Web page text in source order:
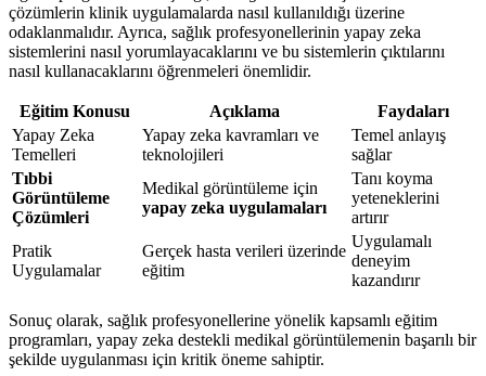
çözümlerin klinik uygulamalarda nasıl kullanıldığı üzerine
odaklanmalıdır. Ayrıca, sağlık profesyonellerinin yapay zeka
sistemlerini nasıl yorumlayacaklarını ve bu sistemlerin çıktılarını
nasıl kullanacaklarını öğrenmeleri önemlidir.
Eğitim Konusu Açıklama
Faydaları
Yapay Zeka
Temelleri
Yapay zeka kavramları ve
teknolojileri
Temel anlayış
sağlar
Tıbbi
Görüntüleme
Çözümleri
Medikal görüntüleme için
yapay zeka uygulamaları
Tanı koyma
yeteneklerini
artırır
Pratik
Uygulamalar
Gerçek hasta verileri üzerinde
eğitim
Uygulamalı
deneyim
kazandırır
Sonuç olarak, sağlık profesyonellerine yönelik kapsamlı eğitim
programları, yapay zeka destekli medikal görüntülemenin başarılı bir
şekilde uygulanması için kritik öneme sahiptir.